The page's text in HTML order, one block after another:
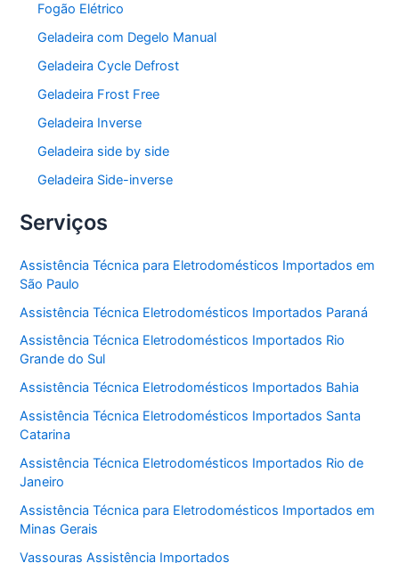
Fogão Elétrico
Geladeira com Degelo Manual
Geladeira Cycle Defrost
Geladeira Frost Free
Geladeira Inverse
Geladeira side by side
Geladeira Side-inverse
Serviços
Assistência Técnica para Eletrodomésticos Importados em
São Paulo
Assistência Técnica Eletrodomésticos Importados Paraná
Assistência Técnica Eletrodomésticos Importados Rio
Grande do Sul
Assistência Técnica Eletrodomésticos Importados Bahia
Assistência Técnica Eletrodomésticos Importados Santa
Catarina
Assistência Técnica Eletrodomésticos Importados Rio de
Janeiro
Assistência Técnica para Eletrodomésticos Importados em
Minas Gerais
Vassouras Assistência Importados